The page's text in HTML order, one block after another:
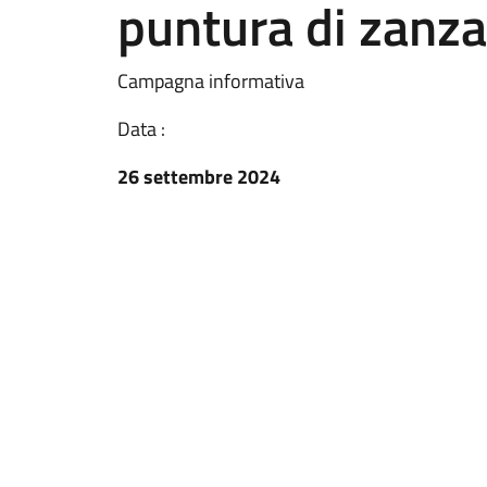
puntura di
Campagna informativa
Data :
26 settembre 2024